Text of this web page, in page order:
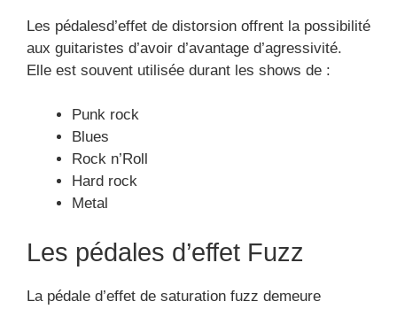
Les pédalesd’effet de distorsion offrent la possibilité
aux guitaristes d’avoir d’avantage d’agressivité.
Elle est souvent utilisée durant les shows de :
Punk rock
Blues
Rock n’Roll
Hard rock
Metal
Les pédales d’effet Fuzz
La pédale d’effet de saturation fuzz demeure